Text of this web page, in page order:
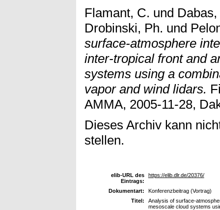
Flamant, C. und Dabas,
Drobinski, Ph. und
surface-atmosphere
inter-tropical front and
systems using a
vapor and wind lidars.
AMMA, 2005-11-28,
Dieses Archiv kann
stellen.
elib-URL des
Eintrags:
https://elib.dlr.de/20376/
Dokumentart:
Konferenzbeitrag (Vortrag)
Titel:
Analysis of surface-
mesoscale cloud systems